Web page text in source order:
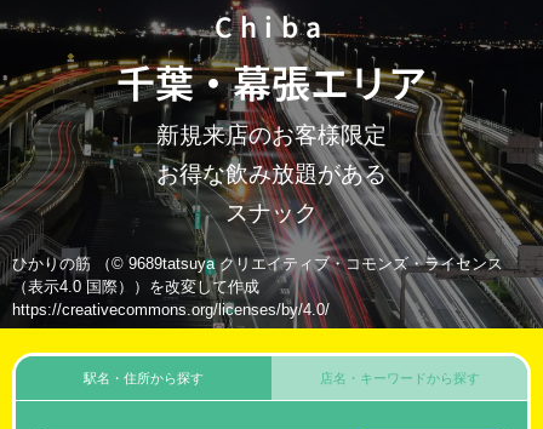
Chiba
千葉・幕張エリア
新規来店のお客様限定
お得な飲み放題がある
スナック
ひかりの筋 （© 9689tatsuya クリエイティブ・コモンズ・ライセンス
（表示4.0 国際））を改変して作成
https://creativecommons.org/licenses/by/4.0/
駅名・住所から探す 店名・キーワードから探す